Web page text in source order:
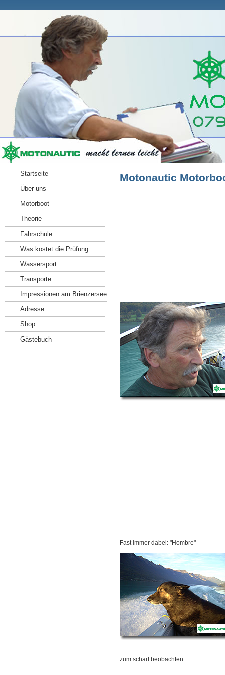
Startseite
Über uns
Motorboot
Theorie
Fahrschule
Was kostet die Prüfung
Wassersport
Transporte
Impressionen am Brienzersee
Adresse
Shop
Gästebuch
Motonautic
Fast immer dabei: "Hombre"
zum scharf beobachten...